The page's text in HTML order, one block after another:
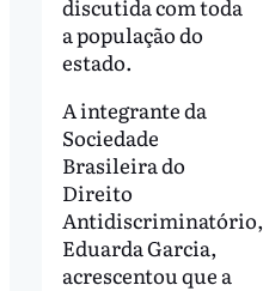
discutida com toda
a população do
estado.
A integrante da
Sociedade
Brasileira do
Direito
Antidiscriminatório,
Eduarda Garcia,
acrescentou que a